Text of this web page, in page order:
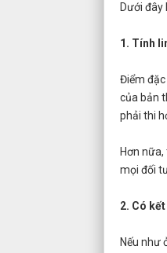
Dưới đây
1. Tính
Điểm đặc
của bản
phải thi
Hơn
mọi đối
2. Có
Nếu như